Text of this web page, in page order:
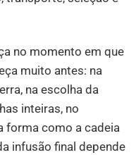
no momento em que
muito antes: na
na escolha da
inteiras, no
forma como a cadeia
infusão final depende